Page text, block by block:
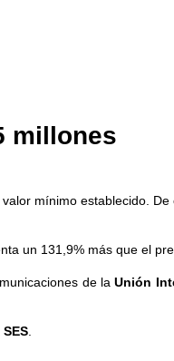
millones
mínimo establecido.
un 131,9% más que el
de laUnión
SES